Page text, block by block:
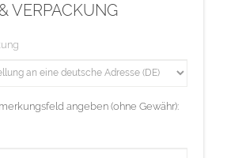
VERPACKUNG
angeben (ohne Gewähr):